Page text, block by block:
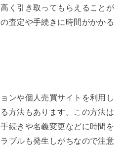
く引き取ってもらえることが
査定や手続きに時間がかかる
ンや個人売買サイトを利用し
方法もあります。この方法は
続きや名義変更などに時間を
ブルも発生しがちなので注意